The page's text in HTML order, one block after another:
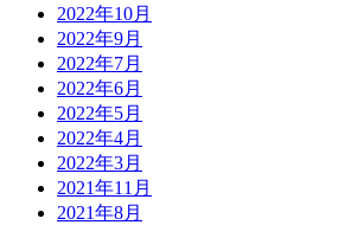
2022年10月
2022年9月
2022年7月
2022年6月
2022年5月
2022年4月
2022年3月
2021年11月
2021年8月